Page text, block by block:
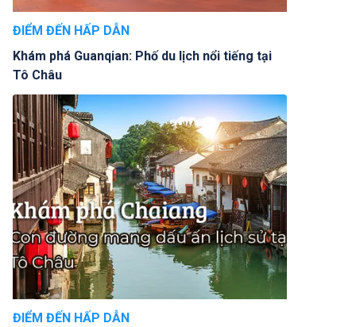
ĐIỂM ĐẾN HẤP DẪN
Khám phá Guanqian: Phố du lịch nổi tiếng tại
Tô Châu
ĐIỂM ĐẾN HẤP DẪN